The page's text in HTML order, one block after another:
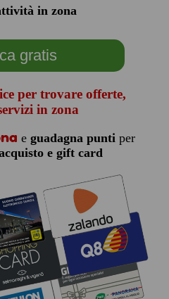
in zona
gratis
per trovare offerte,
in zona
e guadagna puntiper
e gift card